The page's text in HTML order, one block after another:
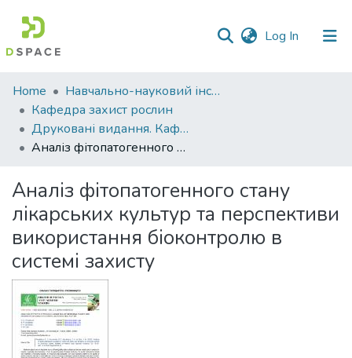
Log In (current)
Communities
&
Collections
All of DSpace
Statistics
Home
Навчально-науковий інститут агротехнологій, селекції та екології
Кафедра захист рослин
Друковані видання. Кафедра захист рослин
Аналіз фітопатогенного стану лікарських культур та перспективи використання біоконтролю в системі захисту
Аналіз фітопатогенного стану
лікарських культур та перспективи
використання біоконтролю в
системі захисту